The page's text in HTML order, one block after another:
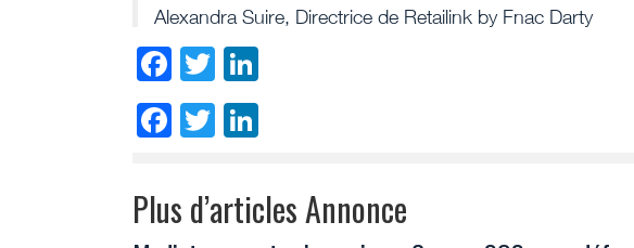
Alexandra Suire, Directrice de Retailink by Fnac Darty
Facebook
Twitter
Facebook
Twitter
Plus d’articles Annonce